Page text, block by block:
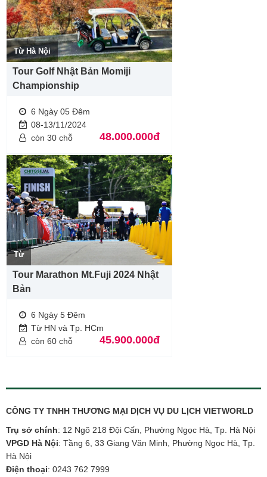
Từ Hà Nội
Tour Golf Nhật Bản Momiji
Championship
6 Ngày 05 Đêm
08-13/11/2024
còn 30 chỗ
48.000.000đ
Từ
Tour Marathon Mt.Fuji 2024 Nhật
Bản
6 Ngày 5 Đêm
Từ HN và Tp. HCm
còn 60 chỗ
45.900.000đ
CÔNG TY TNHH THƯƠNG MẠI DỊCH VỤ DU LỊCH VIETWORLD
Trụ sở chính: 12 Ngõ 218 Đội Cấn, Phường Ngọc Hà, Tp. Hà Nội
VPGD Hà Nội: Tầng 6, 33 Giang Văn Minh, Phường Ngọc Hà, Tp.
Hà Nội
Điện thoại: 0243 762 7999